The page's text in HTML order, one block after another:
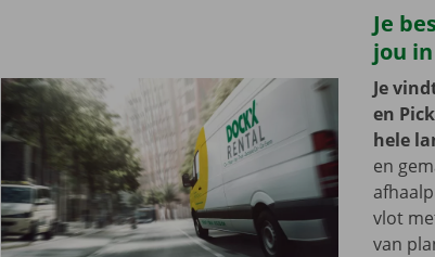
Je
jou
Je
en
hele
en
vlot
van